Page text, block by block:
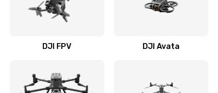
DJI FPV DJI Avata